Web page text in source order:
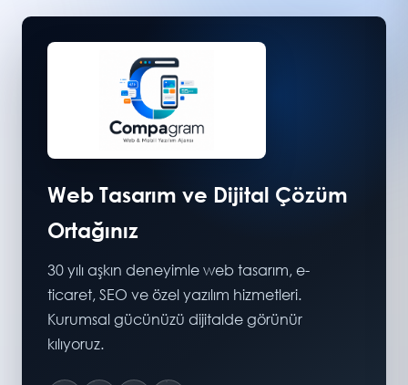
Web Tasarım ve Dijital Çözüm
Ortağınız
30 yılı aşkın deneyimle web tasarım, e-
ticaret, SEO ve özel yazılım hizmetleri.
Kurumsal gücünüzü dijitalde görünür
kılıyoruz.